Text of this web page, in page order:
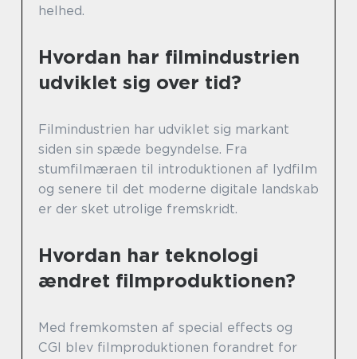
helhed.
Hvordan har filmindustrien
udviklet sig over tid?
Filmindustrien har udviklet sig markant
siden sin spæde begyndelse. Fra
stumfilmæraen til introduktionen af lydfilm
og senere til det moderne digitale landskab
er der sket utrolige fremskridt.
Hvordan har teknologi
ændret filmproduktionen?
Med fremkomsten af special effects og
CGI blev filmproduktionen forandret for